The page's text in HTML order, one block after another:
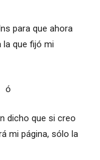
para que ahora
la que fijó mi
dicho que si creo
mi página, sólo la